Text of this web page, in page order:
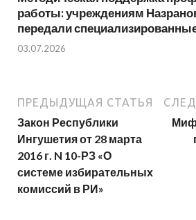
работы: учреждениям
передали
03.07.2026
ПРЕДЫДУЩАЯ СТАТЬЯ
Закон Республики
Ингушетия от 28 марта
2016 г. N 10-РЗ «О
системе избирательных
комиссий в РИ»